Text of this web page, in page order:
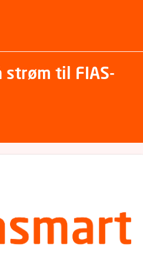
strøm til FIAS-